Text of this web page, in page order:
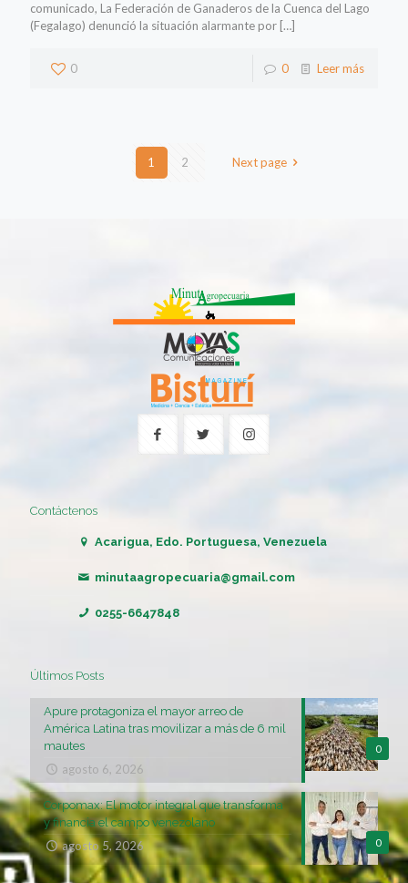
comunicado, La Federación de Ganaderos de la Cuenca del Lago
(Fegalago) denunció la situación alarmante por […]
0 0 Leer más
1 2 Next page
Contáctenos
Acarigua, Edo. Portuguesa, Venezuela
minutaagropecuaria@gmail.com
0255-6647848
Últimos Posts
0
Apure protagoniza el mayor arreo de
América Latina tras movilizar a más de 6 mil
mautes
agosto 6, 2026
0
Corpomax: El motor integral que transforma
y financia el campo venezolano
agosto 5, 2026